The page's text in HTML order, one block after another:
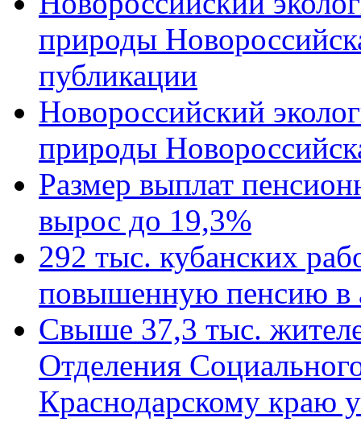
природы
публикации
Новороссийский
природы
Размер выплат
вырос до 19,3%
292 тыс. кубанских
повышенную пенсию в
Свыше 37,3 тыс.
Отделения
Краснодарскому краю